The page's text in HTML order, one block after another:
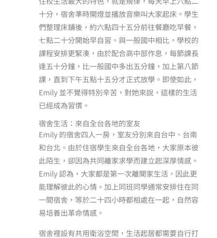
十分，宿舍準時開燈並播放音樂叫大家起床。學生
們整理床鋪後，約六點四十五分前往餐廳吃早餐，
七點二十分開始早自習。與一般國中相比，學校的
課程安排更緊湊，由於配合高中部作息，每節課長
達五十分鐘，比一般國中多出五分鐘，加上第八節
課，直到下午五點十五分才正式放學。即使如此，
Emily 並不覺得特別辛苦，對她來說，這樣的生活
已經成為習慣。
宿舍生活：來自全台各地的室友
Emily 的宿舍四人一房，室友分別來自台中、台南
和台北。由於住宿學生來自全台各地，大家原本彼
此陌生，卻因為共同離家求學而建立起深厚情感。
Emily 認為，大家都是第一次離開家生活，因此更
能理解彼此的心情。加上同班同學通常安排住在同
一間宿舍，等於二十四小時都相處在一起，自然容
易培養出革命情感。
宿舍裡設有共用衛浴空間，生活起居都需要自行打